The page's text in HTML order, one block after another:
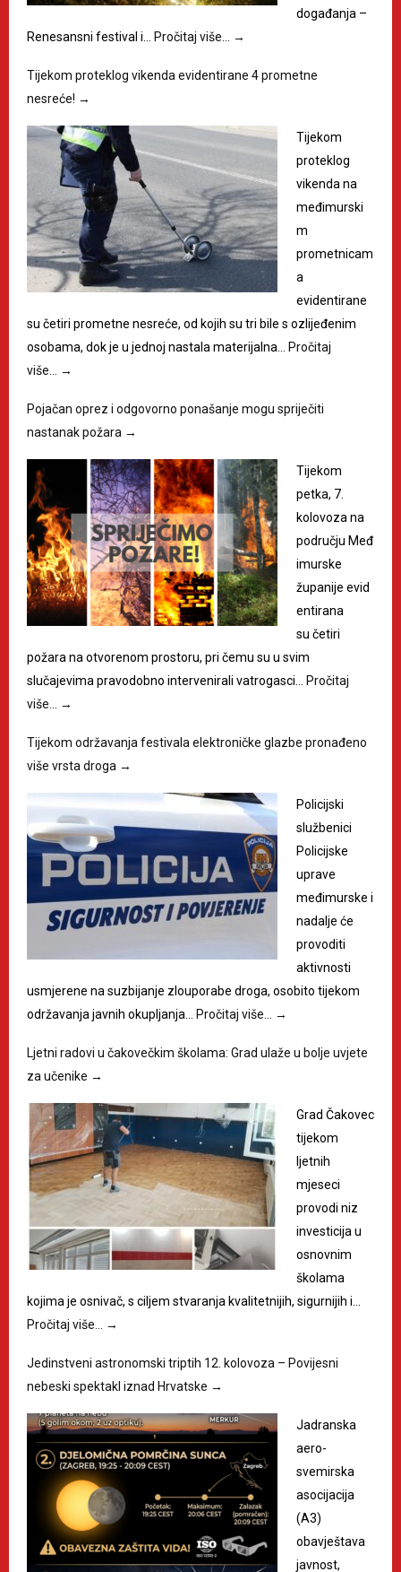
događanja –
Renesansni festival i…
Pročitaj više… →
Tijekom proteklog vikenda evidentirane 4 prometne
nesreće! →
Tijekom
proteklog
vikenda na
međimurski
m
prometnicam
a
evidentirane
su četiri prometne nesreće, od kojih su tri bile s ozlijeđenim
osobama, dok je u jednoj nastala materijalna…
Pročitaj
više…
→
Pojačan oprez i odgovorno ponašanje mogu spriječiti
nastanak požara →
Tijekom
petka, 7.
kolovoza na
području Međ
imurske
županije evid
entirana
su četiri
požara na otvorenom prostoru, pri čemu su u svim
slučajevima pravodobno intervenirali vatrogasci…
Pročitaj
više…
→
Tijekom održavanja festivala elektroničke glazbe pronađeno
više vrsta droga →
Policijski
službenici
Policijske
uprave
međimurske i
nadalje će
provoditi
aktivnosti
usmjerene na suzbijanje zlouporabe droga, osobito tijekom
održavanja javnih okupljanja…
Pročitaj više… →
Ljetni radovi u čakovečkim školama: Grad ulaže u bolje uvjete
za učenike →
Grad Čakovec
tijekom
ljetnih
mjeseci
provodi niz
investicija u
osnovnim
školama
kojima je osnivač, s ciljem stvaranja kvalitetnijih, sigurnijih i…
Pročitaj više…
→
Jedinstveni astronomski triptih 12. kolovoza – Povijesni
nebeski spektakl iznad Hrvatske →
Jadranska
aero-
svemirska
asocijacija
(A3)
obavještava
javnost,